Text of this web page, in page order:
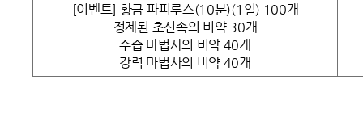
[이벤트] 황금 파피루스(10분)(1일) 100개
정제된 초신속의 비약 30개
수습 마법사의 비약 40개
강력 마법사의 비약 40개